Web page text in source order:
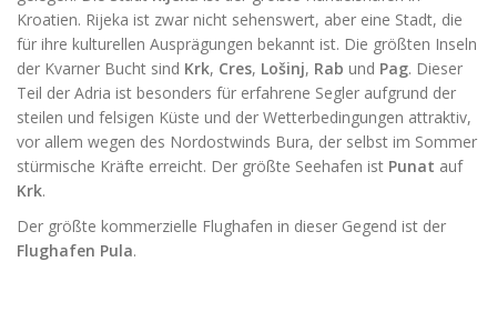
Kroatien. Rijeka ist zwar nicht sehenswert, aber eine Stadt, die
für ihre kulturellen Ausprägungen bekannt ist. Die größten Inseln
der Kvarner Bucht sind Krk, Cres, Lošinj, Rab und Pag. Dieser
Teil der Adria ist besonders für erfahrene Segler aufgrund der
steilen und felsigen Küste und der Wetterbedingungen attraktiv,
vor allem wegen des Nordostwinds Bura, der selbst im Sommer
stürmische Kräfte erreicht. Der größte Seehafen ist Punat auf
Krk.
Der größte kommerzielle Flughafen in dieser Gegend ist der
Flughafen Pula.